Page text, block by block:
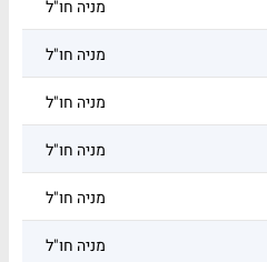
מניה חו"ל
מניה חו"ל
מניה חו"ל
מניה חו"ל
מניה חו"ל
מניה חו"ל